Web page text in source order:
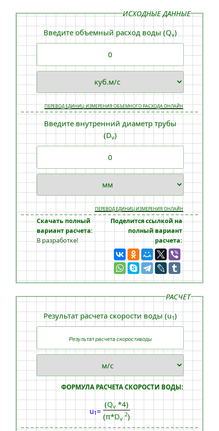
ИСХОДНЫЕ ДАННЫЕ
Введите объемный расход воды (Qv)
ПЕРЕВОД ЕДИНИЦ ИЗМЕРЕНИЯ ОБЪЕМНОГО РАСХОДА ОНЛАЙН
Введите внутренний диаметр трубы
(Dv)
ПЕРЕВОД ЕДИНИЦ ИЗМЕРЕНИЯ ОНЛАЙН
Скачать полный
вариант расчета:
В разработке!
Поделится ссылкой на
полный вариант
расчета:
РАСЧЕТ
Результат расчета скорости воды (u1)
ФОРМУЛА РАСЧЕТА СКОРОСТИ ВОДЫ:
u1=
(Qv*4)
(π*Dv
2)